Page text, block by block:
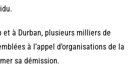
et à Durban, plusieurs milliers de
à l’appel d’organisations de la
sa démission.